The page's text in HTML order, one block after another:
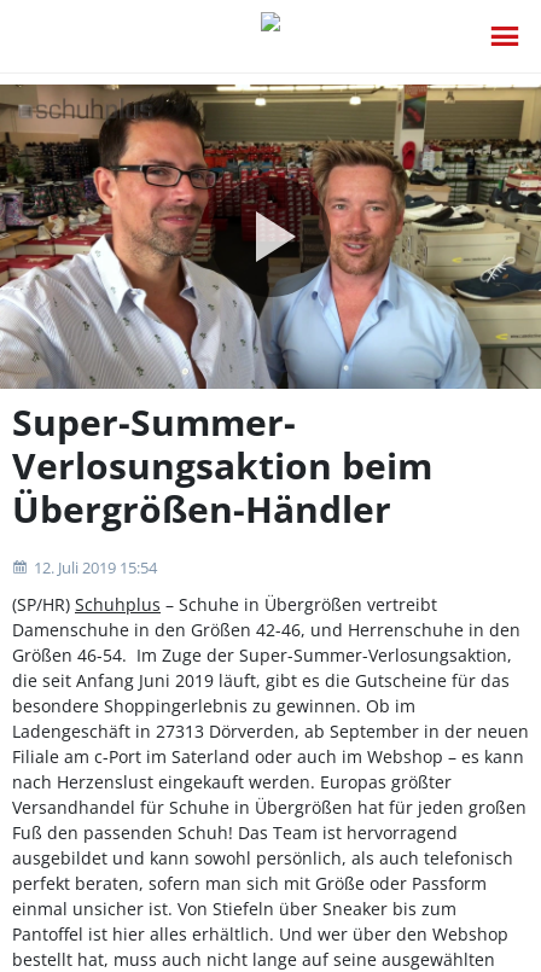
Video
Super-Summer-
Verlosungsaktion beim
Übergrößen-Händler
12. Juli 2019 15:54
(SP/HR) Schuhplus – Schuhe in Übergrößen vertreibt
Damenschuhe in den Größen 42-46, und Herrenschuhe in den
Größen 46-54. Im Zuge der Super-Summer-Verlosungsaktion,
die seit Anfang Juni 2019 läuft, gibt es die Gutscheine für das
besondere Shoppingerlebnis zu gewinnen. Ob im
Ladengeschäft in 27313 Dörverden, ab September in der neuen
Filiale am c-Port im Saterland oder auch im Webshop – es kann
nach Herzenslust eingekauft werden. Europas größter
Versandhandel für Schuhe in Übergrößen hat für jeden großen
Fuß den passenden Schuh! Das Team ist hervorragend
ausgebildet und kann sowohl persönlich, als auch telefonisch
perfekt beraten, sofern man sich mit Größe oder Passform
einmal unsicher ist. Von Stiefeln über Sneaker bis zum
Pantoffel ist hier alles erhältlich. Und wer über den Webshop
bestellt hat, muss auch nicht lange auf seine ausgewählten